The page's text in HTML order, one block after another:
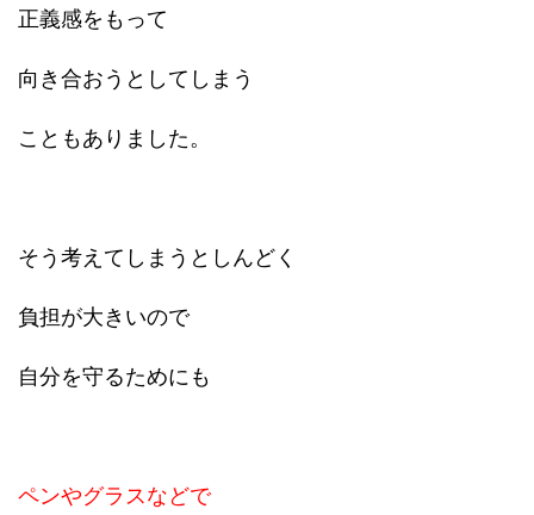
正義感をもって
向き合おうとしてしまう
こともありました。
そう考えてしまうとしんどく
負担が大きいので
自分を守るためにも
ペンやグラスなどで